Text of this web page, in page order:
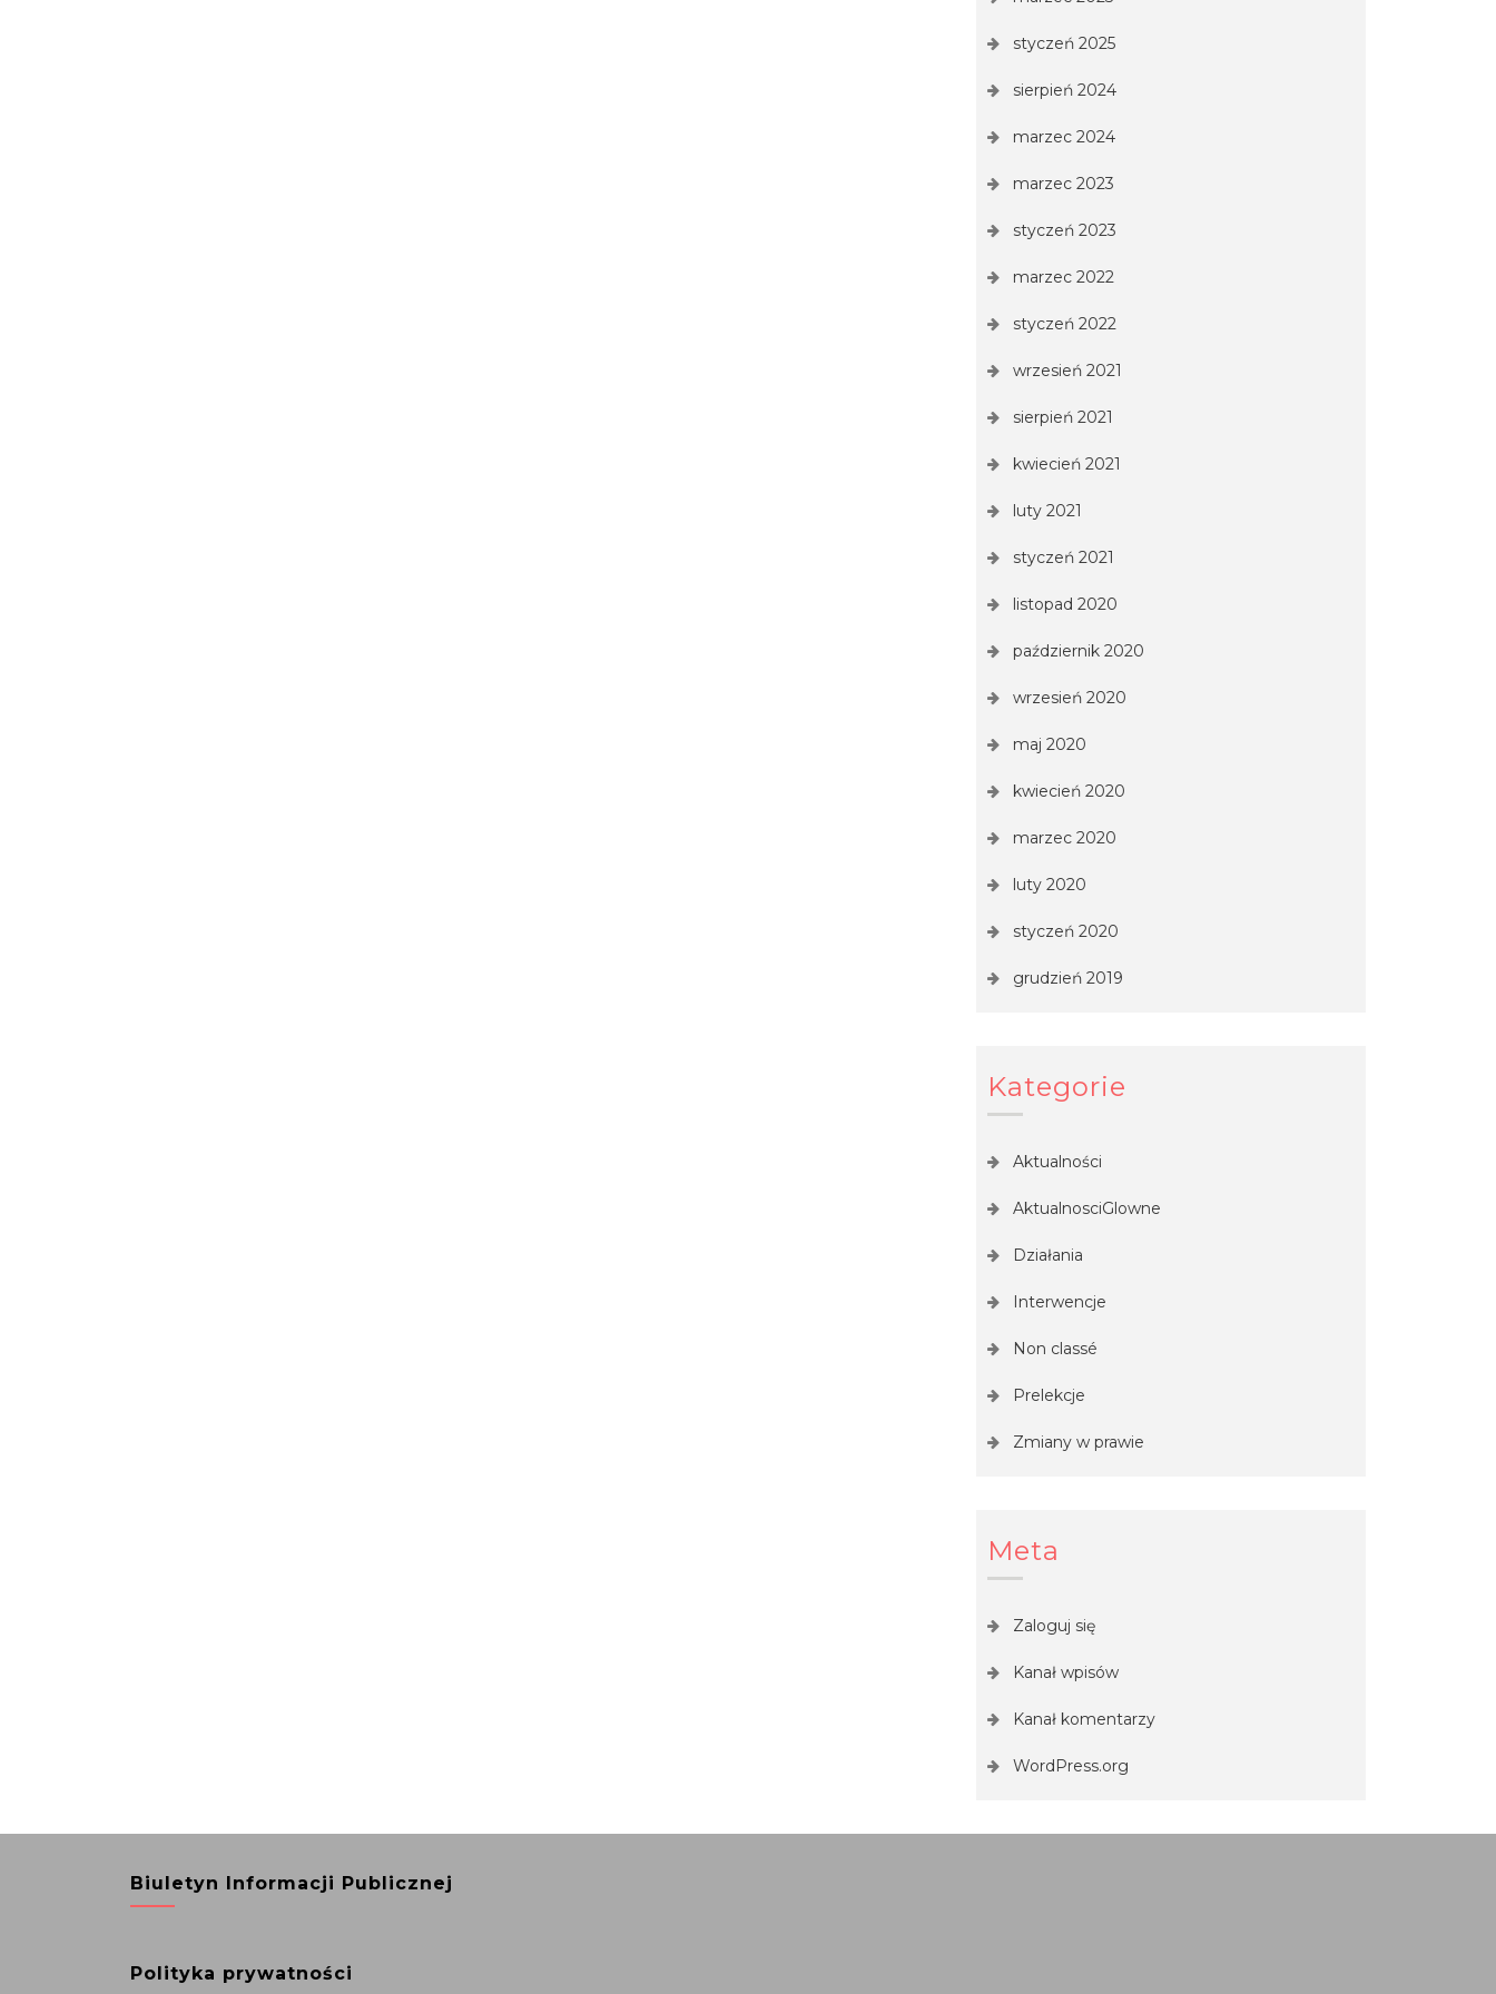
styczeń 2025
sierpień 2024
marzec 2024
marzec 2023
styczeń 2023
marzec 2022
styczeń 2022
wrzesień 2021
sierpień 2021
kwiecień 2021
luty 2021
styczeń 2021
listopad 2020
październik 2020
wrzesień 2020
maj 2020
kwiecień 2020
marzec 2020
luty 2020
styczeń 2020
grudzień 2019
Kategorie
Aktualności
AktualnosciGlowne
Działania
Interwencje
Non classé
Prelekcje
Zmiany w prawie
Meta
Zaloguj się
Kanał wpisów
Kanał komentarzy
WordPress.org
Biuletyn Informacji Publicznej
Polityka prywatności